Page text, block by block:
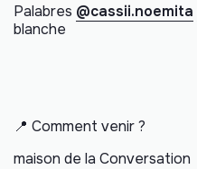
Palabres @cassii.noemita
blanche
📍 Comment venir ?
maison de la Conversation